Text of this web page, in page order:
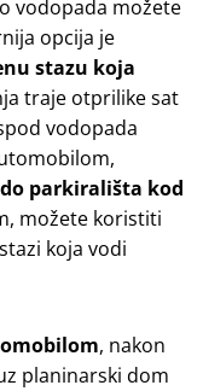
vodopada možete
opcija je
stazu koja
traje otprilike sat
vodopada
do parkirališta kod
možete koristiti
koja vodi
, nakon
planinarski dom